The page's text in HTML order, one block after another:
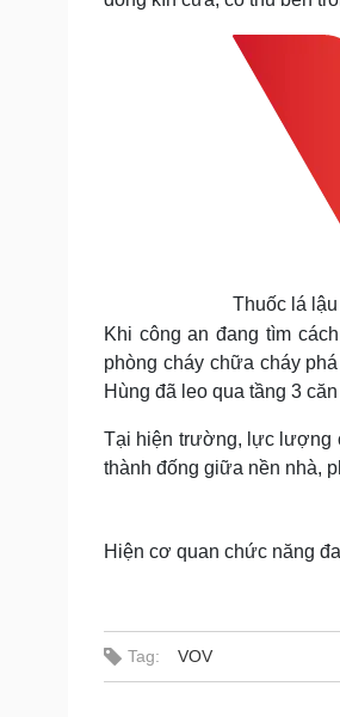
Dinh dưỡng - món ngon
Thuốc lá
Khi công an đang tìm
phòng cháy chữa cháy
Hùng đã leo qua tầng 3
Tại hiện trường, lực lượng
thành đống giữa nền nhà,
Hiện cơ quan chức năng
Tag: VOV